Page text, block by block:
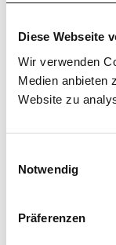
Diese Webseite
Wir verwenden
Medien anbieten
Website zu
Notwendig
Präferenzen
Suche bitte
beachten.
Kategorien